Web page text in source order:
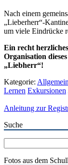
Nach einem
„Lieberherr“-
um viele Eindrücke
Ein recht
Organisation
„Liebherr“!
Kategorie: Allgemein
Lernen Exkursionen
Anleitung zur
Suche
nach:
Fotos aus dem